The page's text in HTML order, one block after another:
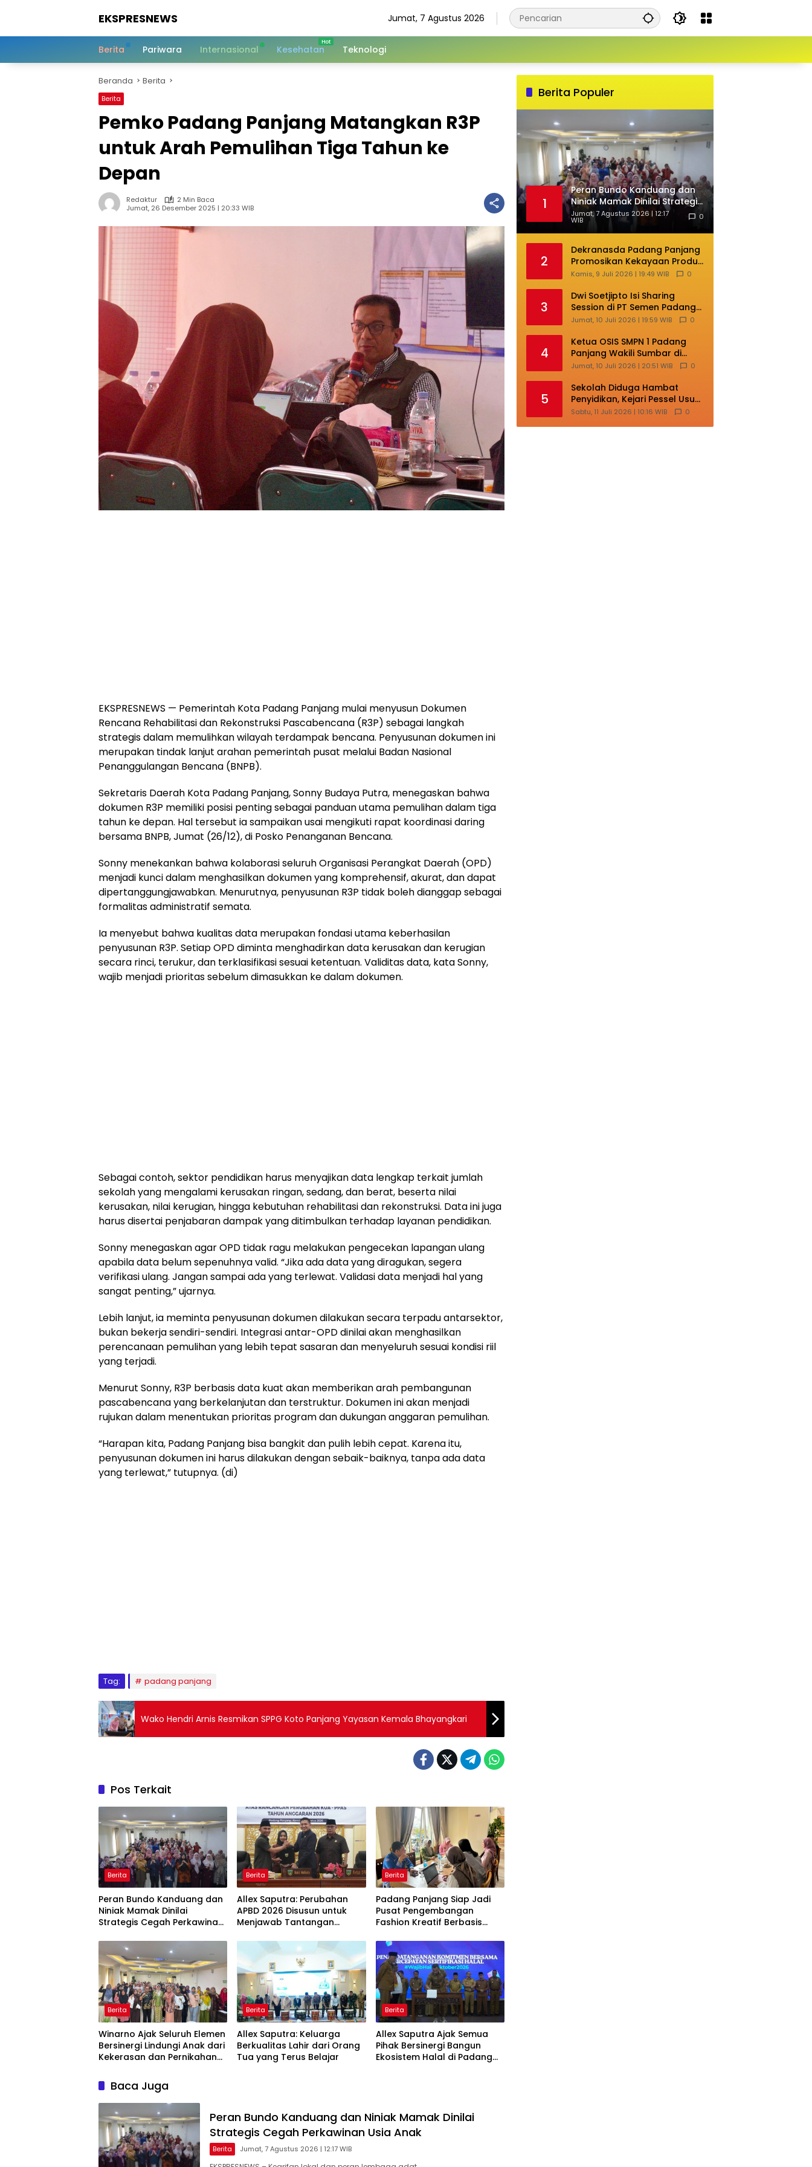
EKSPRESNEWS
Dalam
Jumat, 7 Agustus 2026
Berita Pariwara Internasional Kesehatan Teknologi
Beranda Berita
Berita
Pemko Padang Panjang Matangkan R3P
untuk Arah Pemulihan Tiga Tahun ke
Depan
Redaktur
2 Min Baca
Jumat, 26 Desember 2025 | 20:33 WIB
EKSPRESNEWS — Pemerintah Kota Padang Panjang mulai menyusun Dokumen
Rencana Rehabilitasi dan Rekonstruksi Pascabencana (R3P) sebagai langkah
strategis dalam memulihkan wilayah terdampak bencana. Penyusunan dokumen ini
merupakan tindak lanjut arahan pemerintah pusat melalui Badan Nasional
Penanggulangan Bencana (BNPB).
Sekretaris Daerah Kota Padang Panjang, Sonny Budaya Putra, menegaskan bahwa
dokumen R3P memiliki posisi penting sebagai panduan utama pemulihan dalam tiga
tahun ke depan. Hal tersebut ia sampaikan usai mengikuti rapat koordinasi daring
bersama BNPB, Jumat (26/12), di Posko Penanganan Bencana.
Sonny menekankan bahwa kolaborasi seluruh Organisasi Perangkat Daerah (OPD)
menjadi kunci dalam menghasilkan dokumen yang komprehensif, akurat, dan dapat
dipertanggungjawabkan. Menurutnya, penyusunan R3P tidak boleh dianggap sebagai
formalitas administratif semata.
Ia menyebut bahwa kualitas data merupakan fondasi utama keberhasilan
penyusunan R3P. Setiap OPD diminta menghadirkan data kerusakan dan kerugian
secara rinci, terukur, dan terklasifikasi sesuai ketentuan. Validitas data, kata Sonny,
wajib menjadi prioritas sebelum dimasukkan ke dalam dokumen.
Sebagai contoh, sektor pendidikan harus menyajikan data lengkap terkait jumlah
sekolah yang mengalami kerusakan ringan, sedang, dan berat, beserta nilai
kerusakan, nilai kerugian, hingga kebutuhan rehabilitasi dan rekonstruksi. Data ini juga
harus disertai penjabaran dampak yang ditimbulkan terhadap layanan pendidikan.
Sonny menegaskan agar OPD tidak ragu melakukan pengecekan lapangan ulang
apabila data belum sepenuhnya valid. “Jika ada data yang diragukan, segera
verifikasi ulang. Jangan sampai ada yang terlewat. Validasi data menjadi hal yang
sangat penting,” ujarnya.
Lebih lanjut, ia meminta penyusunan dokumen dilakukan secara terpadu antarsektor,
bukan bekerja sendiri-sendiri. Integrasi antar-OPD dinilai akan menghasilkan
perencanaan pemulihan yang lebih tepat sasaran dan menyeluruh sesuai kondisi riil
yang terjadi.
Menurut Sonny, R3P berbasis data kuat akan memberikan arah pembangunan
pascabencana yang berkelanjutan dan terstruktur. Dokumen ini akan menjadi
rujukan dalam menentukan prioritas program dan dukungan anggaran pemulihan.
“Harapan kita, Padang Panjang bisa bangkit dan pulih lebih cepat. Karena itu,
penyusunan dokumen ini harus dilakukan dengan sebaik-baiknya, tanpa ada data
yang terlewat,” tutupnya. (di)
Tag: padang panjang
Wako Hendri Arnis Resmikan SPPG Koto Panjang Yayasan Kemala Bhayangkari
Pos Terkait
Berita
Peran Bundo Kanduang dan
Niniak Mamak Dinilai
Strategis Cegah Perkawinan
Berita
Allex Saputra: Perubahan
APBD 2026 Disusun untuk
Menjawab Tantangan
Berita
Padang Panjang Siap Jadi
Pusat Pengembangan
Fashion Kreatif Berbasis
Berita
Winarno Ajak Seluruh Elemen
Bersinergi Lindungi Anak dari
Kekerasan dan Pernikahan
Berita
Allex Saputra: Keluarga
Berkualitas Lahir dari Orang
Tua yang Terus Belajar
Berita
Allex Saputra Ajak Semua
Pihak Bersinergi Bangun
Ekosistem Halal di Padang
Baca Juga
Peran Bundo Kanduang dan Niniak Mamak Dinilai
Strategis Cegah Perkawinan Usia Anak
Berita Jumat, 7 Agustus 2026 | 12:17 WIB
Berita Populer
1
Peran Bundo Kanduang dan
Niniak Mamak Dinilai Strategis
Cegah Perkawinan Usia Anak
Jumat, 7 Agustus 2026 | 12:17
WIB 0
2
Dekranasda Padang Panjang
Promosikan Kekayaan Produk
Lokal di Ajang Nasional
Kamis, 9 Juli 2026 | 19:49 WIB 0
3
Dwi Soetjipto Isi Sharing
Session di PT Semen Padang;
Perusahaan Dituntut Lakukan
Jumat, 10 Juli 2026 | 19:59 WIB 0
4
Ketua OSIS SMPN 1 Padang
Panjang Wakili Sumbar di
Ajang Nasional Bintang Sobat
Jumat, 10 Juli 2026 | 20:51 WIB 0
5
Sekolah Diduga Hambat
Penyidikan, Kejari Pessel Usut
Dugaan Pungli SMAN 3 Painan
Sabtu, 11 Juli 2026 | 10:16 WIB 0